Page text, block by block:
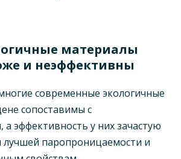
материалы
и неэффективны
современные экологичные
сопоставимы с
а эффективность у них зачастую
лучшей паропроницаемости и